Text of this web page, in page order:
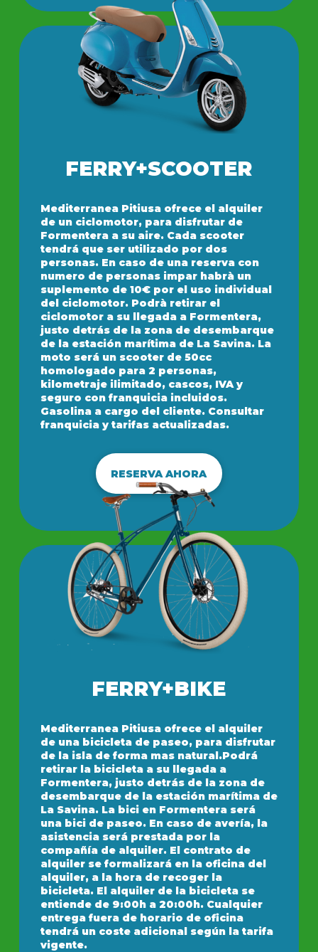
FERRY+SCOOTER
Mediterranea Pitiusa ofrece el alquiler
de un ciclomotor, para disfrutar de
Formentera a su aire. Cada scooter
tendrá que ser utilizado por dos
personas. En caso de una reserva con
numero de personas impar habrà un
suplemento de 10€ por el uso individual
del ciclomotor. Podrà retirar el
ciclomotor a su llegada a Formentera,
justo detrás de la zona de desembarque
de la estación marítima de La Savina. La
moto será un scooter de 50cc
homologado para 2 personas,
kilometraje ilimitado, cascos, IVA y
seguro con franquicia incluidos.
Gasolina a cargo del cliente. Consultar
franquicia y tarifas actualizadas.
RESERVA AHORA
FERRY+BIKE
Mediterranea Pitiusa ofrece el alquiler
de una bicicleta de paseo, para disfrutar
de la isla de forma mas natural.Podrá
retirar la bicicleta a su llegada a
Formentera, justo detrás de la zona de
desembarque de la estación marítima de
La Savina. La bici en Formentera será
una bici de paseo. En caso de avería, la
asistencia será prestada por la
compañía de alquiler. El contrato de
alquiler se formalizará en la oficina del
alquiler, a la hora de recoger la
bicicleta. El alquiler de la bicicleta se
entiende de 9:00h a 20:00h. Cualquier
entrega fuera de horario de oficina
tendrá un coste adicional según la tarifa
vigente.